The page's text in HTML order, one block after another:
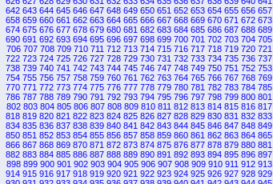
642 643 644 645 646 647 648 649 650 651 652 653 654 655 656 657
658 659 660 661 662 663 664 665 666 667 668 669 670 671 672 673
674 675 676 677 678 679 680 681 682 683 684 685 686 687 688 689
690 691 692 693 694 695 696 697 698 699 700 701 702 703 704 705
706 707 708 709 710 711 712 713 714 715 716 717 718 719 720 721
722 723 724 725 726 727 728 729 730 731 732 733 734 735 736 737
738 739 740 741 742 743 744 745 746 747 748 749 750 751 752 753
754 755 756 757 758 759 760 761 762 763 764 765 766 767 768 769
770 771 772 773 774 775 776 777 778 779 780 781 782 783 784 785
786 787 788 789 790 791 792 793 794 795 796 797 798 799 800 801
802 803 804 805 806 807 808 809 810 811 812 813 814 815 816 817
818 819 820 821 822 823 824 825 826 827 828 829 830 831 832 833
834 835 836 837 838 839 840 841 842 843 844 845 846 847 848 849
850 851 852 853 854 855 856 857 858 859 860 861 862 863 864 865
866 867 868 869 870 871 872 873 874 875 876 877 878 879 880 881
882 883 884 885 886 887 888 889 890 891 892 893 894 895 896 897
898 899 900 901 902 903 904 905 906 907 908 909 910 911 912 913
914 915 916 917 918 919 920 921 922 923 924 925 926 927 928 929